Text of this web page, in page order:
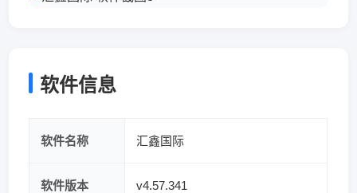
软件信息
软件名称 汇鑫国际
软件版本 v4.57.341